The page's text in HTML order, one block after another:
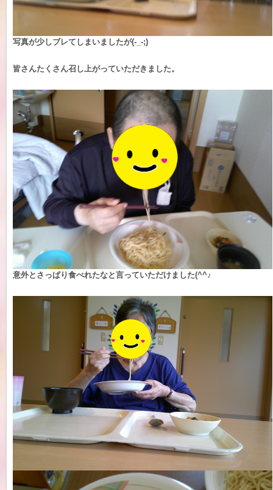
写真が少しブレてしまいましたが(-_-;)
皆さんたくさん召し上がっていただきました。
意外とさっぱり食べれたなと言っていただけました(^^♪